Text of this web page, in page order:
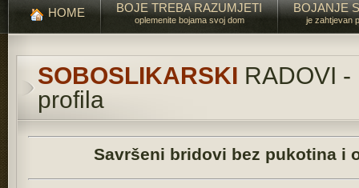
HOME BOJE TREBA RAZUMJETI
oplemenite bojama svoj dom
BOJANJE
je zahtjevan
SOBOSLIKARSKI RADOVI
profila
Savršeni bridovi bez pukotina i